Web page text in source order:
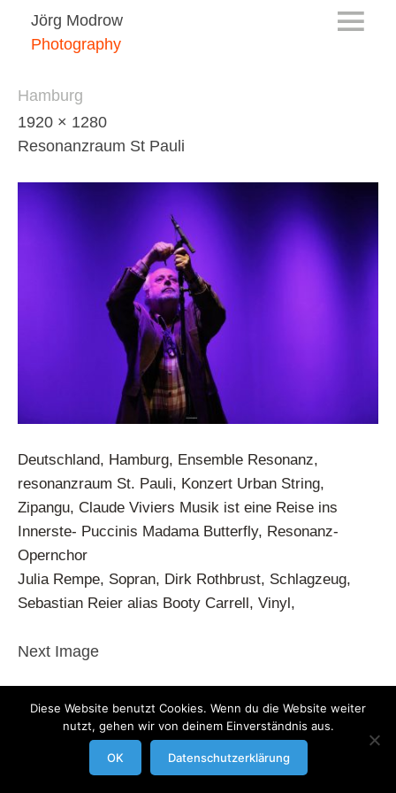
Jörg Modrow
Photography
Hamburg
1920 × 1280
Resonanzraum St Pauli
Deutschland, Hamburg, Ensemble Resonanz,
resonanzraum St. Pauli, Konzert Urban String,
Zipangu, Claude Viviers Musik ist eine Reise ins
Innerste- Puccinis Madama Butterfly, Resonanz-
Opernchor
Julia Rempe, Sopran, Dirk Rothbrust, Schlagzeug,
Sebastian Reier alias Booty Carrell, Vinyl,
Next Image
modrowgrafie.de © 2023 |AGB |Impressum/Datenschutzerklaerung|
Businessportraits
Diese Website benutzt Cookies. Wenn du die Website weiter
nutzt, gehen wir von deinem Einverständnis aus.
OK Datenschutzerklärung